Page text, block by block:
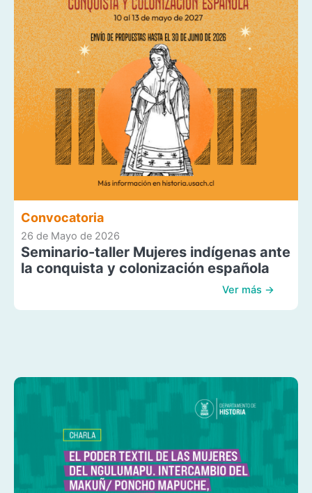
Convocatoria
26 de Mayo de 2026
Seminario-taller Mujeres indígenas ante
la conquista y colonización española
Ver más →